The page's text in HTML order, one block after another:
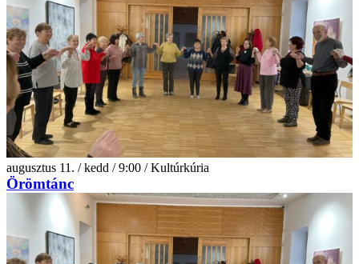
augusztus 11. / kedd / 9:00 / Kultúrkúria
Örömtánc